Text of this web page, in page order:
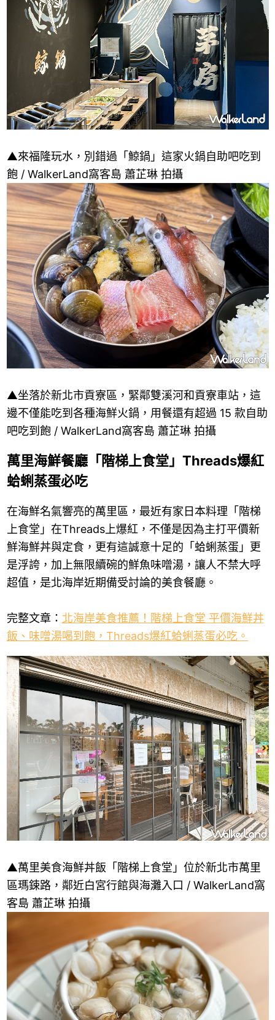
▲來福隆玩水，別錯過「鯨鍋」這家火鍋自助吧吃到
飽 / WalkerLand窩客島 蕭芷琳 拍攝
▲坐落於新北市貢寮區，緊鄰雙溪河和貢寮車站，這
邊不僅能吃到各種海鮮火鍋，用餐還有超過 15 款自助
吧吃到飽 / WalkerLand窩客島 蕭芷琳 拍攝
萬里海鮮餐廳「階梯上食堂」Threads爆紅
蛤蜊蒸蛋必吃
在海鮮名氣響亮的萬里區，最近有家日本料理「階梯
上食堂」在Threads上爆紅，不僅是因為主打平價新
鮮海鮮丼與定食，更有這誠意十足的「蛤蜊蒸蛋」更
是浮誇，加上無限續碗的鮮魚味噌湯，讓人不禁大呼
超值，是北海岸近期備受討論的美食餐廳。
完整文章： 北海岸美食推薦！階梯上食堂 平價海鮮丼
飯、味噌湯喝到飽，Threads爆紅蛤蜊蒸蛋必吃。
▲萬里美食海鮮丼飯「階梯上食堂」位於新北市萬里
區瑪鋉路，鄰近白宮行館與海灘入口 / WalkerLand窩
客島 蕭芷琳 拍攝